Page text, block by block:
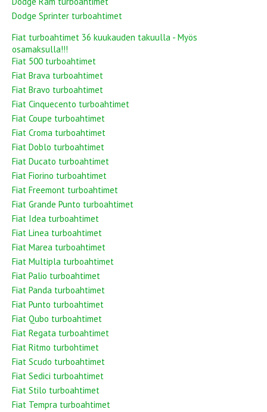
Dodge Sprinter turboahtimet
Fiat turboahtimet 36 kuukauden takuulla - Myös
osamaksulla!!!
Fiat 500 turboahtimet
Fiat Brava turboahtimet
Fiat Bravo turboahtimet
Fiat Cinquecento turboahtimet
Fiat Coupe turboahtimet
Fiat Croma turboahtimet
Fiat Doblo turboahtimet
Fiat Ducato turboahtimet
Fiat Fiorino turboahtimet
Fiat Freemont turboahtimet
Fiat Grande Punto turboahtimet
Fiat Idea turboahtimet
Fiat Linea turboahtimet
Fiat Marea turboahtimet
Fiat Multipla turboahtimet
Fiat Palio turboahtimet
Fiat Panda turboahtimet
Fiat Punto turboahtimet
Fiat Qubo turboahtimet
Fiat Regata turboahtimet
Fiat Ritmo turbohtimet
Fiat Scudo turboahtimet
Fiat Sedici turboahtimet
Fiat Stilo turboahtimet
Fiat Tempra turboahtimet